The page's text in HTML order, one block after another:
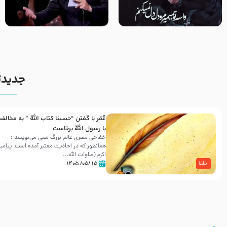
مصداق کربلا – حاج حسین سیب
شور ، حسینا! به‌ حق زهرا «أُنْظُرْ
إِلَینا» – عزاداری شب هفتم ماه
خلفا
عُمَر با گفتن “حسبنا كتاب اللّه ” به
با رسول اللّه برخاست
خفاجی مصری عالم بزرگ سنی می‌نویسد :
همانطور که در احادیث معتبر آمده است،
اکرم (صلوات اللّه...
۱۵ /۰۵/ ۱۴۰۵